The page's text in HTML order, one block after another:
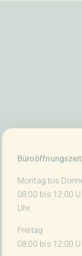
Montag bis
08:00 bis 12:00
Uhr
Freitag
08:00 bis 12:00